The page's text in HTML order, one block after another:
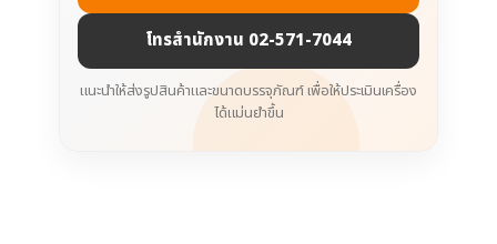
โทรสำนักงาน 02-571-7044
แนะนำให้ส่งรูปสินค้าและขนาดบรรจุภัณฑ์ เพื่อให้ประเมินเครื่อง
ได้แม่นยำขึ้น